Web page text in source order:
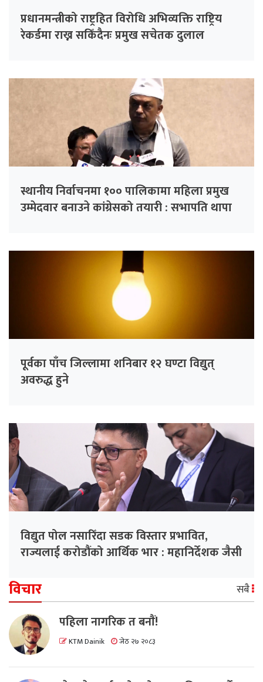
प्रधानमन्त्रीको राष्ट्रहित विरोधि अभिव्यक्ति राष्ट्रिय
रेकर्डमा राख्न सकिँदैनः प्रमुख सचेतक दुलाल
स्थानीय निर्वाचनमा १०० पालिकामा महिला प्रमुख
उम्मेदवार बनाउने कांग्रेसको तयारी : सभापति थापा
पूर्वका पाँच जिल्लामा शनिबार १२ घण्टा विद्युत्
अवरुद्ध हुने
विद्युत पोल नसारिँदा सडक विस्तार प्रभावित,
राज्यलाई करोडौंको आर्थिक भार : महानिर्देशक जैसी
विचार सबै
पहिला नागरिक त बनाैं!
KTM Dainik जेठ २७ २०८३